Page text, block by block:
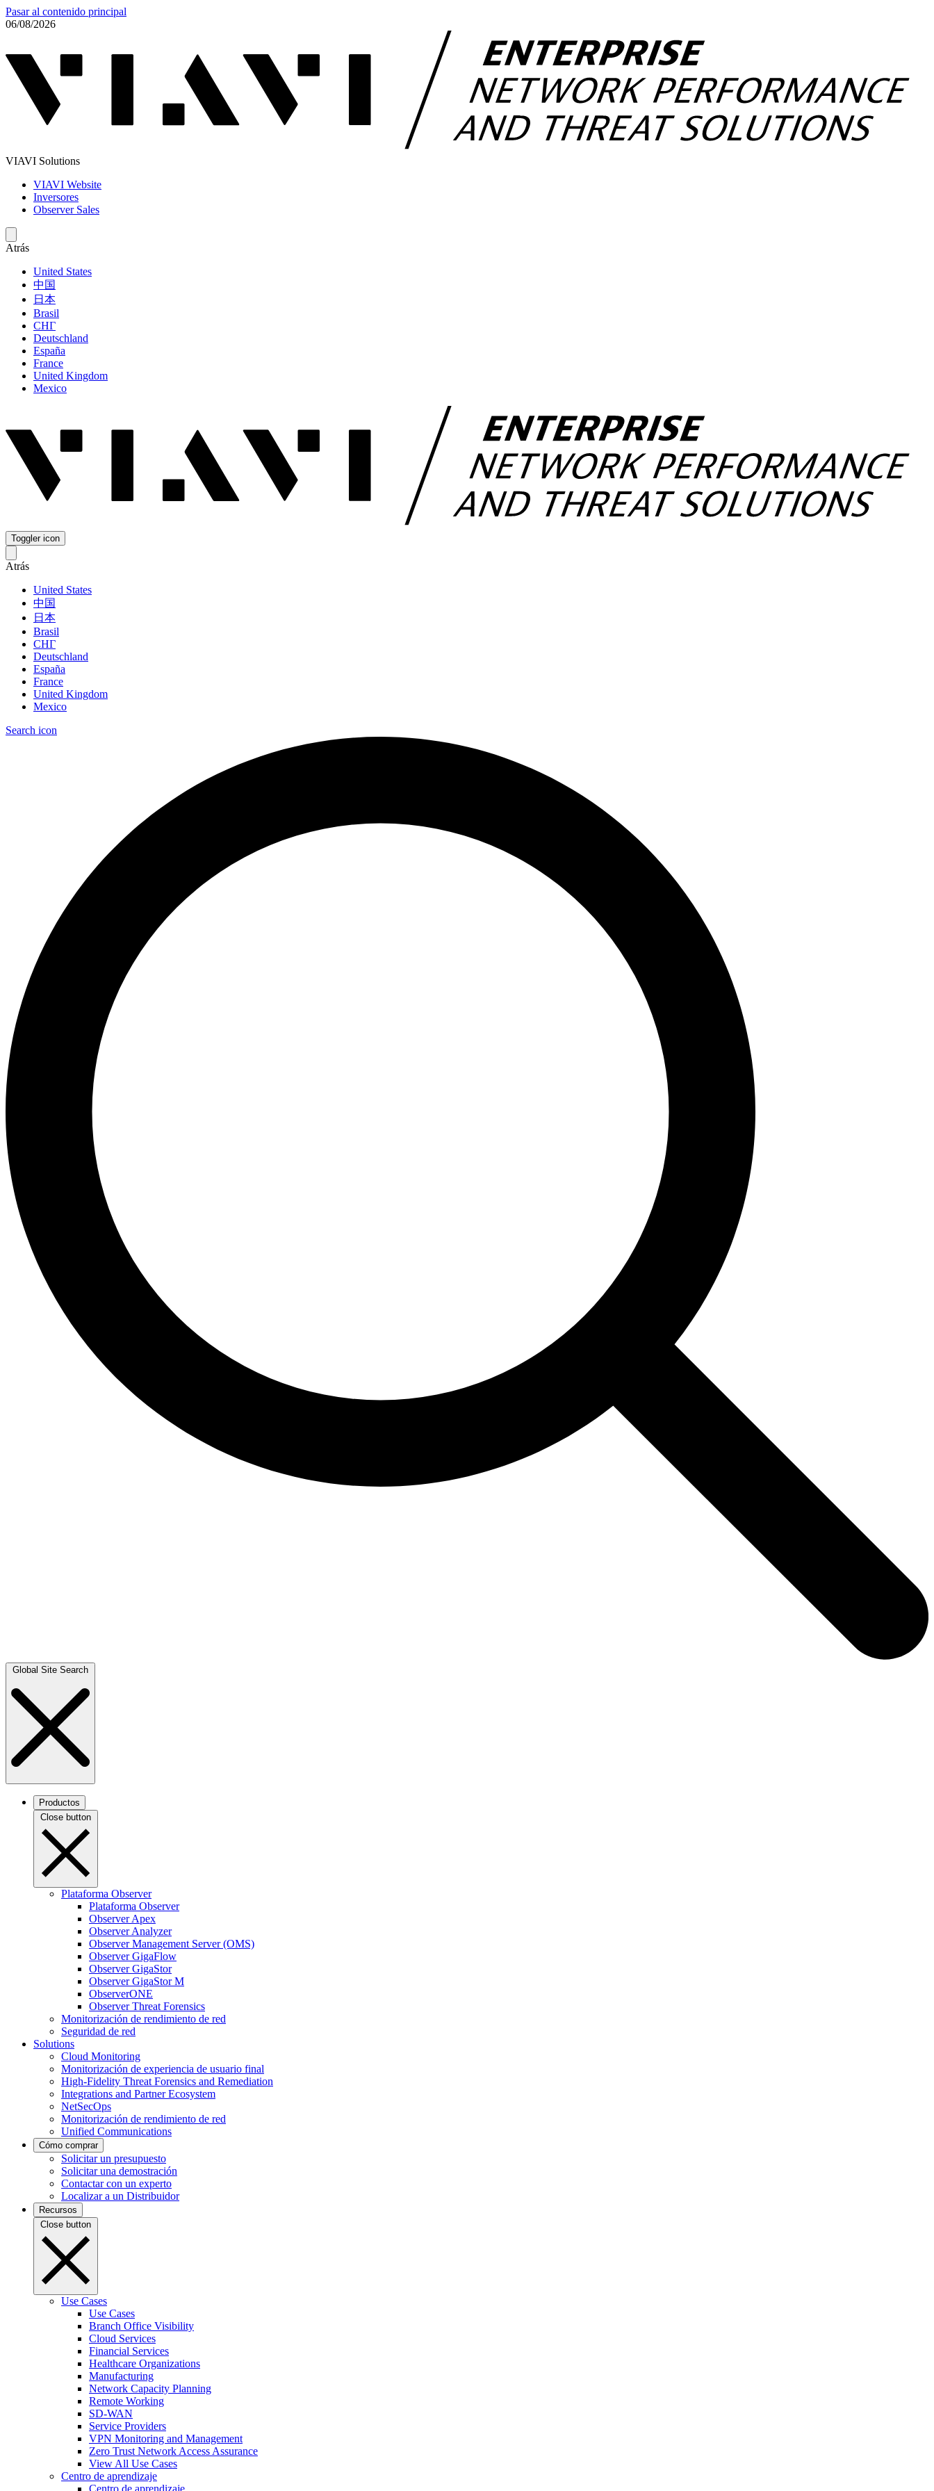
Pasar al contenido principal
06/08/2026
VIAVI Solutions
VIAVI Website
Inversores
Observer Sales
Atrás
United States
中国
日本
Brasil
СНГ
Deutschland
España
France
United Kingdom
Mexico
Toggler icon
Atrás
United States
中国
日本
Brasil
СНГ
Deutschland
España
France
United Kingdom
Mexico
Search icon
Global Site Search
Productos
Close button
Plataforma Observer
Plataforma Observer
Observer Apex
Observer Analyzer
Observer Management Server (OMS)
Observer GigaFlow
Observer GigaStor
Observer GigaStor M
ObserverONE
Observer Threat Forensics
Monitorización de rendimiento de red
Seguridad de red
Solutions
Cloud Monitoring
Monitorización de experiencia de usuario final
High-Fidelity Threat Forensics and Remediation
Integrations and Partner Ecosystem
NetSecOps
Monitorización de rendimiento de red
Unified Communications
Cómo comprar
Solicitar un presupuesto
Solicitar una demostración
Contactar con un experto
Localizar a un Distribuidor
Recursos
Close button
Use Cases
Use Cases
Branch Office Visibility
Cloud Services
Financial Services
Healthcare Organizations
Manufacturing
Network Capacity Planning
Remote Working
SD-WAN
Service Providers
VPN Monitoring and Management
Zero Trust Network Access Assurance
View All Use Cases
Centro de aprendizaje
Centro de aprendizaje